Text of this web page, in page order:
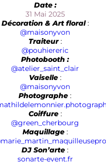
Date :
31 Mai 2025
Décoration & Art floral:
@maisonyvon
Traiteur:
@pouhiereric
Photobooth :
@atelier_saint_clair
Vaiselle:
@maisonyvon
Photographe :
Coiffure :
@green_cherbourg
Maquillage :
DJ Son’arte :
sonarte-event.fr